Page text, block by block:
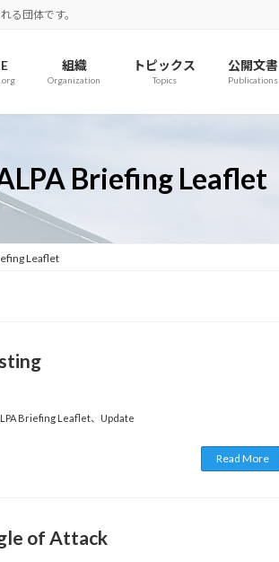
る団体です。
組織
Organization
トピックス
Topics
公開文書
Publications
Briefing Leaflet
Leaflet
Briefing Leaflet、 Update
Read More
of Attack